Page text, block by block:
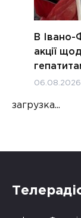
В Івано-
акції
06.08.2026
загрузка...